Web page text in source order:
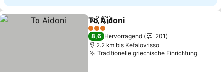
TeilenZu Favoriten hinzufügen
To Aidoni
3 Sterne
8,6 Hervorragend
201
2.2 km bis Kefalovrisso
Traditionelle griechische Einrichtung